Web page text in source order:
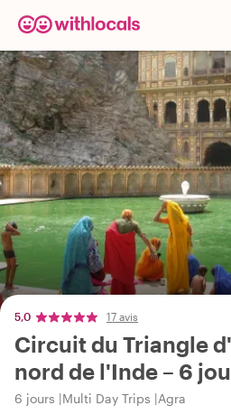
5,0 17 avis
Circuit du Triangle
nord de l'Inde – 6
6 jours Multi Day Trips Agra